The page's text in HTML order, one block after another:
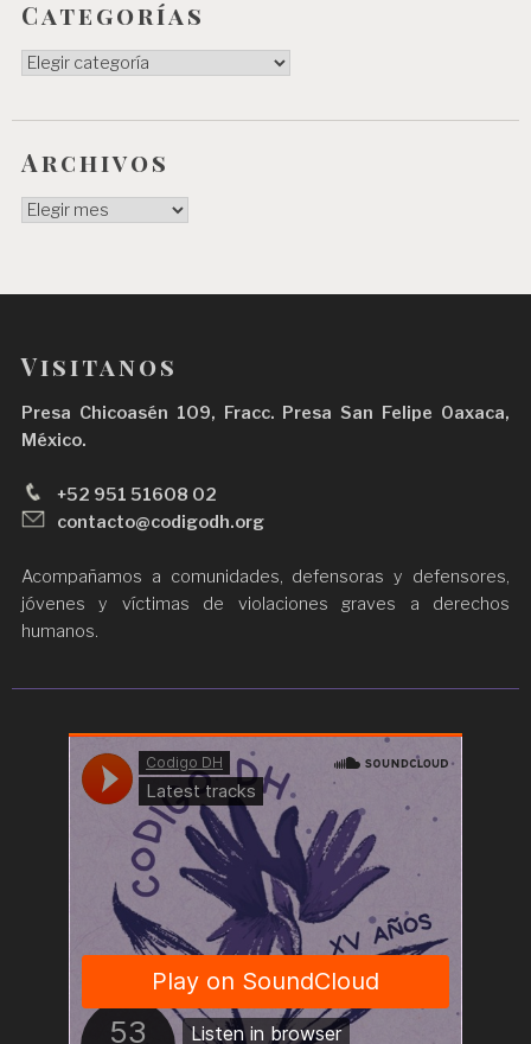
Categorías
Categorías
Archivos
Archivos
Visitanos
Presa Chicoasén 109, Fracc. Presa San Felipe Oaxaca,
México.
+52 951 51608 02
contacto@codigodh.org
Acompañamos a comunidades, defensoras y defensores,
jóvenes y víctimas de violaciones graves a derechos
humanos.